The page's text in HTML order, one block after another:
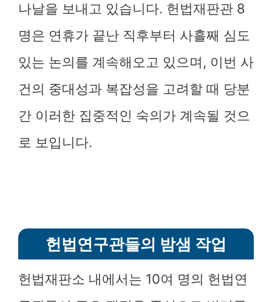
나날을 보내고 있습니다. 헌법재판관 8
명은 연휴가 끝난 직후부터 사흘째 심도
있는 논의를 계속해오고 있으며, 이번 사
건의 중대성과 복잡성을 고려할 때 당분
간 이러한 집중적인 숙의가 계속될 것으
로 보입니다.
헌법연구관들의 밤샘 작업
헌법재판소 내에서는 10여 명의 헌법연